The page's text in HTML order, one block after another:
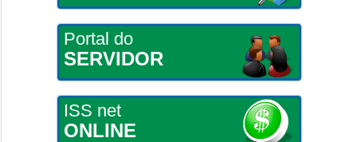
Portal do
SERVIDOR
ISS net
ONLINE